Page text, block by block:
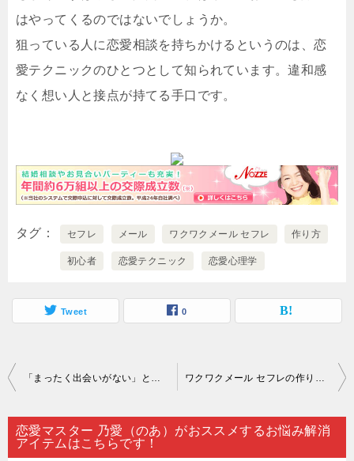
はやってくるのではないでしょうか。
狙っている人に恋愛相談を持ちかけるというのは、恋
愛テクニックのひとつとして知られています。違和感
なく想い人と接点が持てる手口です。
タグ セフレ メール ワクワクメール セフレ 作り方
初心者 恋愛テクニック 恋愛心理学
Tweet 0
投
ナ
ビ
「まったく出会いがない」とぼやいていても…。 ワクワクメール セフレの作り方 初心者｜理屈で答えを出せないのが恋愛の悩みの特徴です…。
恋愛マスター 乃愛（のあ）がおススメするお悩み解消
アイテムはこちらです！